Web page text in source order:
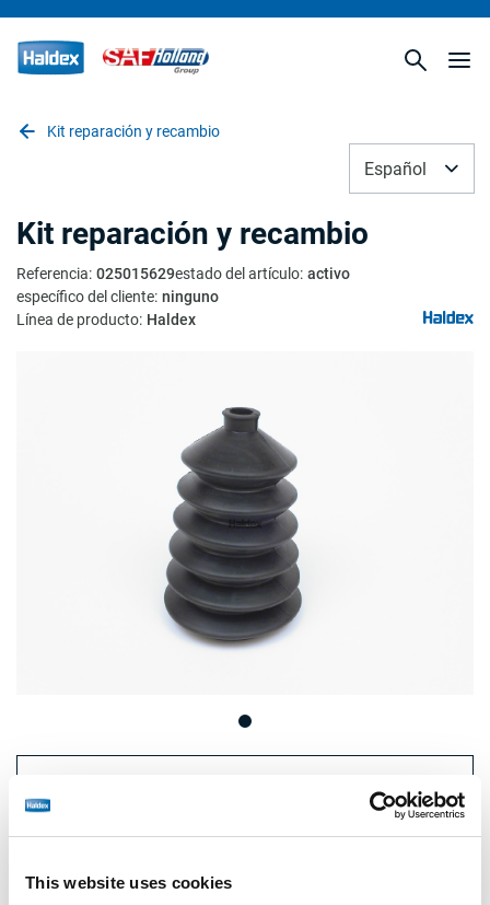
This website uses cookies
Kit reparación y recambio
Español
Kit reparación y recambio
Referencia: 025015629estado del artículo: activo
específico del cliente: ninguno
Línea de producto: Haldex
€28,50 / unidad